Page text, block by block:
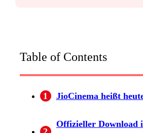
Table of Contents
1 JioCinema heißt
Offizieller Download